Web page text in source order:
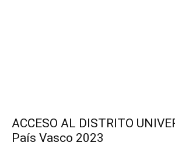
ACCESO AL DISTRITO
País Vasco 2023